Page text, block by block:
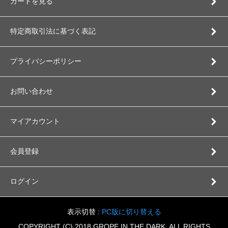
特定商取引法に基づく表記
プライバシーポリシー
お問い合わせ
マイアカウント
会員登録
ログイン
表示切替 : PC版に切り替える